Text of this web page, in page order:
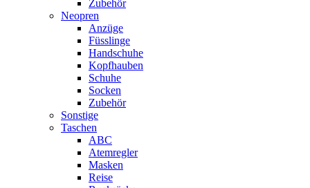
Zubehör
Neopren
Anzüge
Füsslinge
Handschuhe
Kopfhauben
Schuhe
Socken
Zubehör
Sonstige
Taschen
ABC
Atemregler
Masken
Reise